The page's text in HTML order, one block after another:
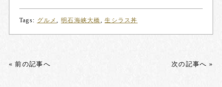
Tags: グルメ,明石海峡大橋,生シラス丼
« 前の記事へ 次の記事へ »